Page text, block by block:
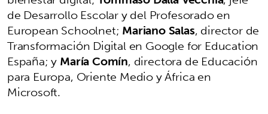
de Desarrollo Escolar y del Profesorado en
European Schoolnet; Mariano Salas, director de
Transformación Digital en Google for Education
España; yMaría Comín, directora de Educación
para Europa, Oriente Medio y África en
Microsoft.